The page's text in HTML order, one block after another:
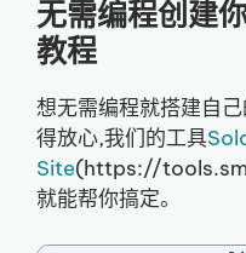
无需编程创建
教程
想无需编程就搭建自
得放心,我们的工具
Site(https://
就能帮你搞定。